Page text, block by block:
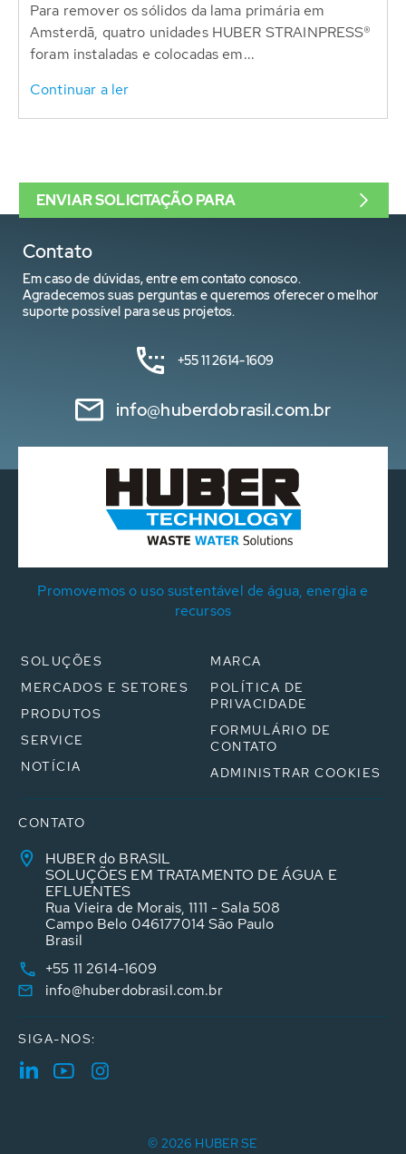
Para remover os sólidos da lama primária em
Amsterdã, quatro unidades HUBER STRAINPRESS®
foram instaladas e colocadas em...
Continuar a ler
Contato
Em caso de dúvidas, entre em contato conosco.
Agradecemos suas perguntas e queremos oferecer o melhor
suporte possível para seus projetos.
+55 11 2614-1609
info@huberdobrasil.com.br
ENVIAR SOLICITAÇÃO PARA
Promovemos o uso sustentável de água, energia e
recursos
SOLUÇÕES
MERCADOS E SETORES
PRODUTOS
SERVICE
NOTÍCIA
MARCA
POLÍTICA DE
PRIVACIDADE
FORMULÁRIO DE
CONTATO
ADMINISTRAR COOKIES
CONTATO
HUBER do BRASIL
SOLUÇÕES EM TRATAMENTO DE ÁGUA E
EFLUENTES
Rua Vieira de Morais, 1111 - Sala 508
Campo Belo 046177014 São Paulo
Brasil
+55 11 2614-1609
info@huberdobrasil.com.br
SIGA-NOS:
© 2026 HUBER SE